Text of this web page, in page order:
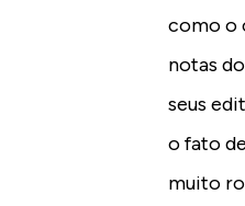
como o
notas
seus
o fato
muito